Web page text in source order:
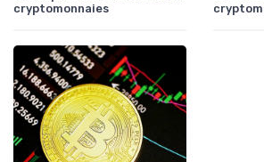
cryptomonnaies